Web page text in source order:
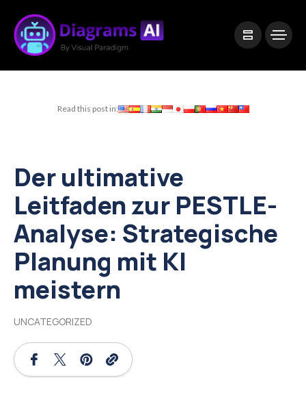
Read this post in:
Der ultimative
Leitfaden zur PESTLE-
Analyse: Strategische
Planung mit KI
meistern
UNCATEGORIZED